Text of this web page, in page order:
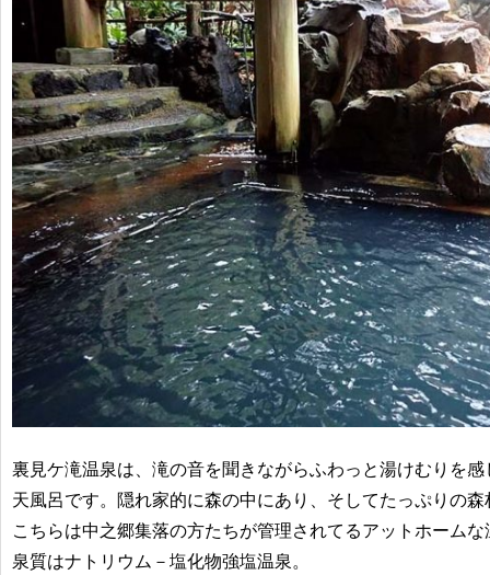
裏見ケ滝温泉は、滝の音を聞きながらふわっと湯けむりを
天風呂です。隠れ家的に森の中にあり、そしてたっぷりの
こちらは中之郷集落の方たちが管理されてるアットホーム
泉質はナトリウム－塩化物強塩温泉。